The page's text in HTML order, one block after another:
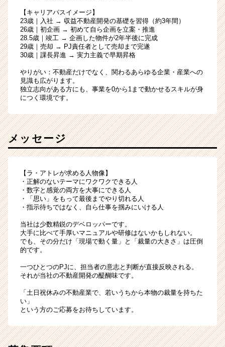
【キャリアパスイメージ】
23歳｜入社 → 収益不動産開発の基礎を習得（約3年間）
26歳｜初企画 → 初めて自ら企画を立案・推進
28.5歳｜竣工 → 企画した物件が2年半後に完成
29歳｜売却 → PJ責任者として売却まで完遂
30歳｜課長昇進 → 実力主義で早期昇格
やりがい：不動産だけでなく、関わるあらゆる企業・産業への
見識も広がります。
独立志向がある方にも、事業を0から1まで動かせるスキルが身
につく環境です。
メッセージ
【ラ・アトレが求める人物像】
・正解のないテーマにワクワクできる人
・数字と感覚の両方を大事にできる人
・「思い」をもって最後までやり切れる人
・指示待ちではなく、自ら仕事を掴みにいける人
当社は少数精鋭のデベロッパーです。
大手に比べて手厚いマニュアルや研修はないかもしれない。
でも、その分だけ「現場で動く量」と「裁量の大きさ」は圧倒
的です。
一つひとつのPJに、担当者の意志と判断が直接反映される。
それが当社の不動産開発の醍醐味です。
「土日祝休みの不動産業で、若いうちから本物の裁量を持ちた
い」
という方のご応募をお待ちしています。